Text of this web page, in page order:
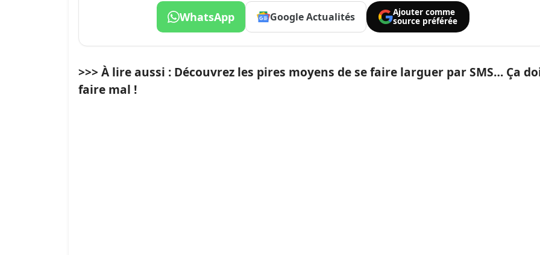
WhatsApp Google Actualités
Ajouter comme
source préférée
>>> À lire aussi : Découvrez les pires moyens de se faire larguer par SMS… Ça
faire mal !